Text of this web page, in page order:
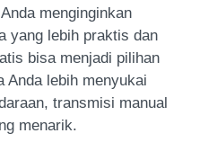
menginginkan
yang lebih praktis dan
bisa menjadi pilihan
Anda lebih menyukai
transmisi manual
menarik.